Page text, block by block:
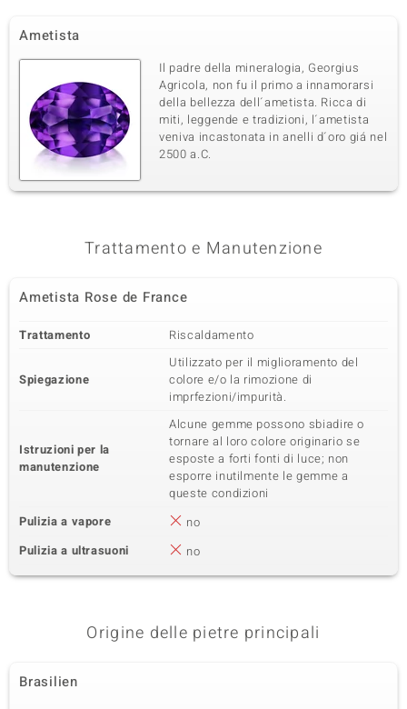
Ametista
Il padre della mineralogia, Georgius
Agricola, non fu il primo a innamorarsi
della bellezza dell´ametista. Ricca di
miti, leggende e tradizioni, l´ametista
veniva incastonata in anelli d´oro giá nel
2500 a.C.
Trattamento e Manutenzione
Ametista Rose de France
Trattamento Riscaldamento
Spiegazione
Utilizzato per il miglioramento del
colore e/o la rimozione di
imprfezioni/impurità.
Istruzioni per la
manutenzione
Alcune gemme possono sbiadire o
tornare al loro colore originario se
esposte a forti fonti di luce; non
esporre inutilmente le gemme a
queste condizioni
Pulizia a vapore
no
Pulizia a ultrasuoni
no
Origine delle pietre principali
Brasilien